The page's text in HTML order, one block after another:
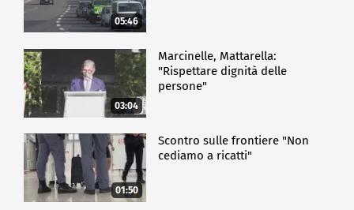
05:46
03:04
Marcinelle, Mattarella:
"Rispettare dignità delle
persone"
01:50
Scontro sulle frontiere "Non
cediamo a ricatti"